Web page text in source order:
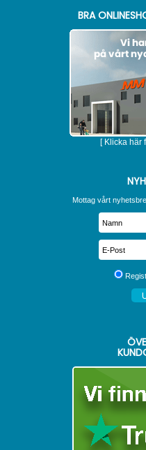
BRA
[ Klicka här
Mottag vårt